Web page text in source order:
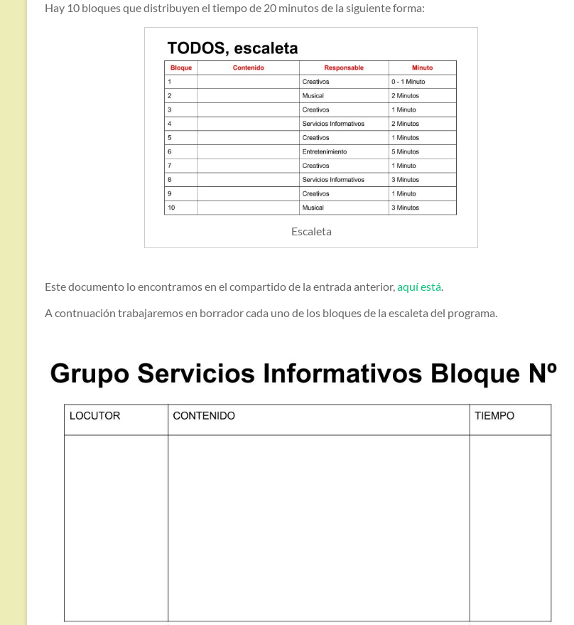
Hay 10 bloques que distribuyen el tiempo de 20 minutos de la siguiente forma:
Escaleta
Este documento lo encontramos en el compartido de la entrada anterior,aquí está.
A contnuación trabajaremos en borrador cada uno de los bloques de la escaleta del programa.